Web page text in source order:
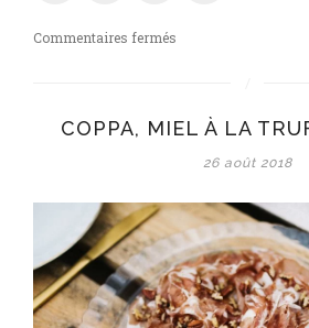
Commentaires fermés
la
COPPA, MIEL À LA
26 août 2018